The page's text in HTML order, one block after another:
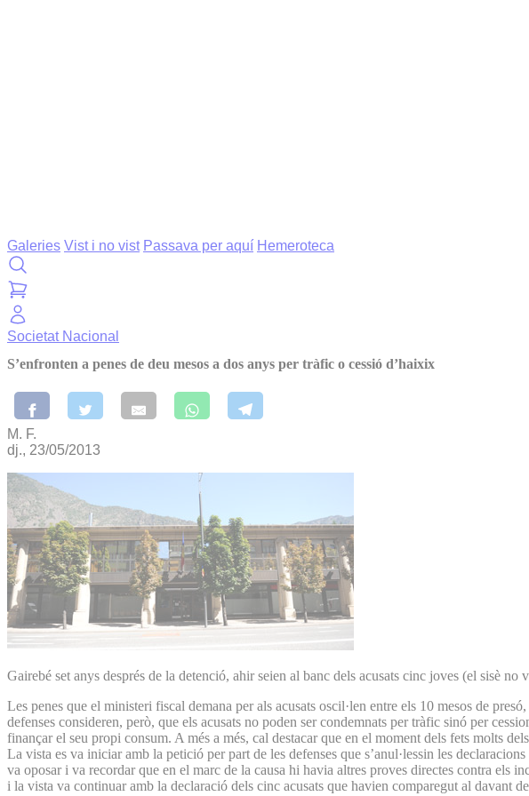
Galeries Vist i no vist Passava per aquí Hemeroteca
Societat Nacional
S’enfronten a penes de deu mesos a dos anys per tràfic o cessió d’haixix
M. F.
dj., 23/05/2013
Gairebé set anys després de la detenció, ahir seien al banc dels acusats cinc joves (el sisè
Les penes que el ministeri fiscal demana per als acusats oscil·len entre els 10 mesos de
defenses consideren, però, que els acusats no poden ser condemnats per tràfic sinó per
finançar el seu propi consum. A més a més, cal destacar que en el moment dels fets molts
La vista es va iniciar amb la petició per part de les defenses que s’anul·lessin les
va oposar i va recordar que en el marc de la causa hi havia altres proves directes contra els
i la vista va continuar amb la declaració dels cinc acusats que havien comparegut al davant